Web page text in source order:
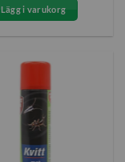
Lägg i varukorg